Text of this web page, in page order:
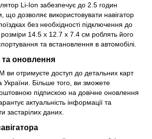
Li-Ion забезпечує до 2.5 годин
що дозволяє використовувати навігатор
без необхідності підключення до
14.5 x 12.7 x 7.4 см роблять його
та встановлення в автомобілі.
та оновлення
ви отримуєте доступ до детальних карт
України. Більше того, ви зможете
підпискою на довічне оновлення
актуальність інформації та
застарілих даних.